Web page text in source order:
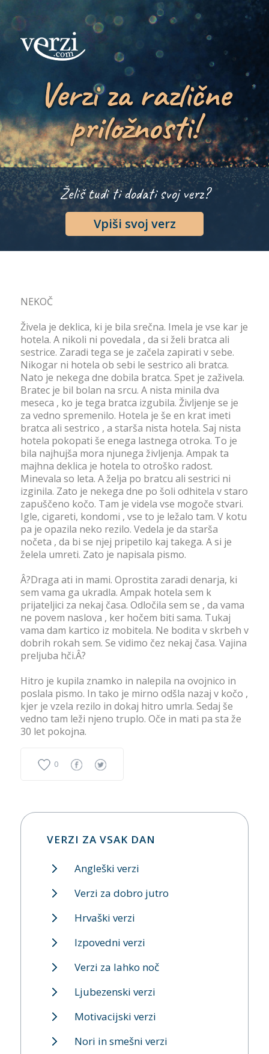
Verzi za različne
priložnosti!
Želiš tudi ti dodati svoj verz?
Vpiši svoj verz
NEKOČ
Živela je deklica, ki je bila srečna. Imela je vse kar je
hotela. A nikoli ni povedala , da si želi bratca ali
sestrice. Zaradi tega se je začela zapirati v sebe.
Nikogar ni hotela ob sebi le sestrico ali bratca.
Nato je nekega dne dobila bratca. Spet je zaživela.
Bratec je bil bolan na srcu. A nista minila dva
meseca , ko je tega bratca izgubila. Življenje se je
za vedno spremenilo. Hotela je še en krat imeti
bratca ali sestrico , a starša nista hotela. Saj nista
hotela pokopati še enega lastnega otroka. To je
bila najhujša mora njunega življenja. Ampak ta
majhna deklica je hotela to otroško radost.
Minevala so leta. A želja po bratcu ali sestrici ni
izginila. Zato je nekega dne po šoli odhitela v staro
zapuščeno kočo. Tam je videla vse mogoče stvari.
Igle, cigareti, kondomi , vse to je ležalo tam. V kotu
pa je opazila neko rezilo. Vedela je da starša
nočeta , da bi se njej pripetilo kaj takega. A si je
želela umreti. Zato je napisala pismo.
Â?Draga ati in mami. Oprostita zaradi denarja, ki
sem vama ga ukradla. Ampak hotela sem k
prijateljici za nekaj časa. Odločila sem se , da vama
ne povem naslova , ker hočem biti sama. Tukaj
vama dam kartico iz mobitela. Ne bodita v skrbeh v
dobrih rokah sem. Se vidimo čez nekaj časa. Vajina
preljuba hči.Â?
Hitro je kupila znamko in nalepila na ovojnico in
poslala pismo. In tako je mirno odšla nazaj v kočo ,
kjer je vzela rezilo in dokaj hitro umrla. Sedaj še
vedno tam leži njeno truplo. Oče in mati pa sta že
30 let pokojna.
0
VERZI ZA VSAK DAN
Angleški verzi
Verzi za dobro jutro
Hrvaški verzi
Izpovedni verzi
Verzi za lahko noč
Ljubezenski verzi
Motivacijski verzi
Nori in smešni verzi